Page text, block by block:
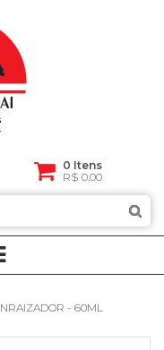
0 Itens
R$ 0,00
- 60ML